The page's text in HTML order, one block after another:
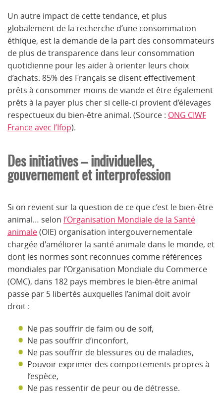
Un autre impact de cette tendance, et plus
globalement de la recherche d’une consommation
éthique, est la demande de la part des consommateurs
de plus de transparence dans leur consommation
quotidienne pour les aider à orienter leurs choix
d’achats. 85% des Français se disent effectivement
prêts à consommer moins de viande et être également
prêts à la payer plus cher si celle-ci provient d’élevages
respectueux du bien-être animal. (Source : ONG CIWF
France avec l’Ifop).
Des initiatives – individuelles,
gouvernement et interprofession
Si on revient sur la question de ce que c’est le bien-être
animal… selon l’Organisation Mondiale de la Santé
animale(OIE) organisation intergouvernementale
chargée d'améliorer la santé animale dans le monde, et
dont les normes sont reconnues comme références
mondiales par l’Organisation Mondiale du Commerce
(OMC), dans 182 pays membres le bien-être animal
passe par 5 libertés auxquelles l’animal doit avoir
droit :
Ne pas souffrir de faim ou de soif,
Ne pas souffrir d’inconfort,
Ne pas souffrir de blessures ou de maladies,
Pouvoir exprimer des comportements propres à
l’espèce,
Ne pas ressentir de peur ou de détresse.